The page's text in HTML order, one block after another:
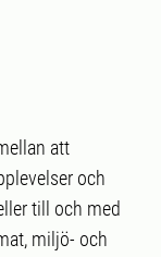
att
och
till och med
miljö- och